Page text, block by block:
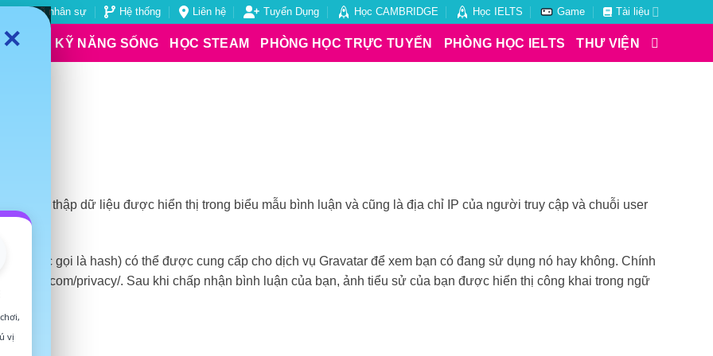
✕
vị
Đội ngũ nhân sự Hệ thống Liên hệ Tuyển Dụng Học CAMBRIDGE Học IELTS Game Tài liệu
HỌC KỸ NĂNG SỐNG HỌC STEAM PHÒNG HỌC TRỰC TUYẾN PHÒNG HỌC IELTS THƯ VIỆN
tôi thu thập dữ liệu được hiển thị trong biểu mẫu bình luận và cũng là địa chỉ IP của người truy cập và chuỗi user
được gọi là hash) có thể được cung cấp cho dịch vụ Gravatar để xem bạn có đang sử dụng nó hay không. Chính
privacy/. Sau khi chấp nhận bình luận của bạn, ảnh tiểu sử của bạn được hiển thị công khai trong ngữ